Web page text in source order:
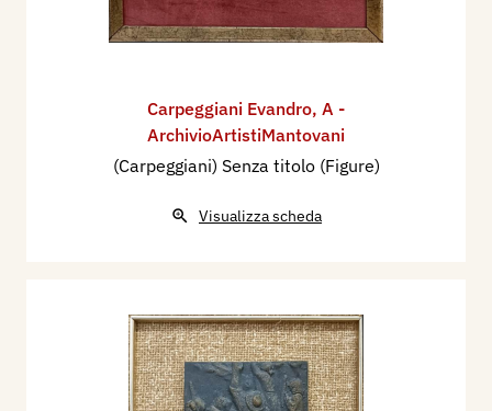
Carpeggiani Evandro, A -
ArchivioArtistiMantovani
(Carpeggiani) Senza titolo (Figure)
Visualizza scheda